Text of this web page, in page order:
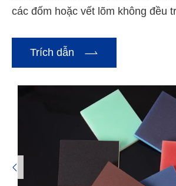
các đốm hoặc vết lõm không đều
Trích dẫn 
